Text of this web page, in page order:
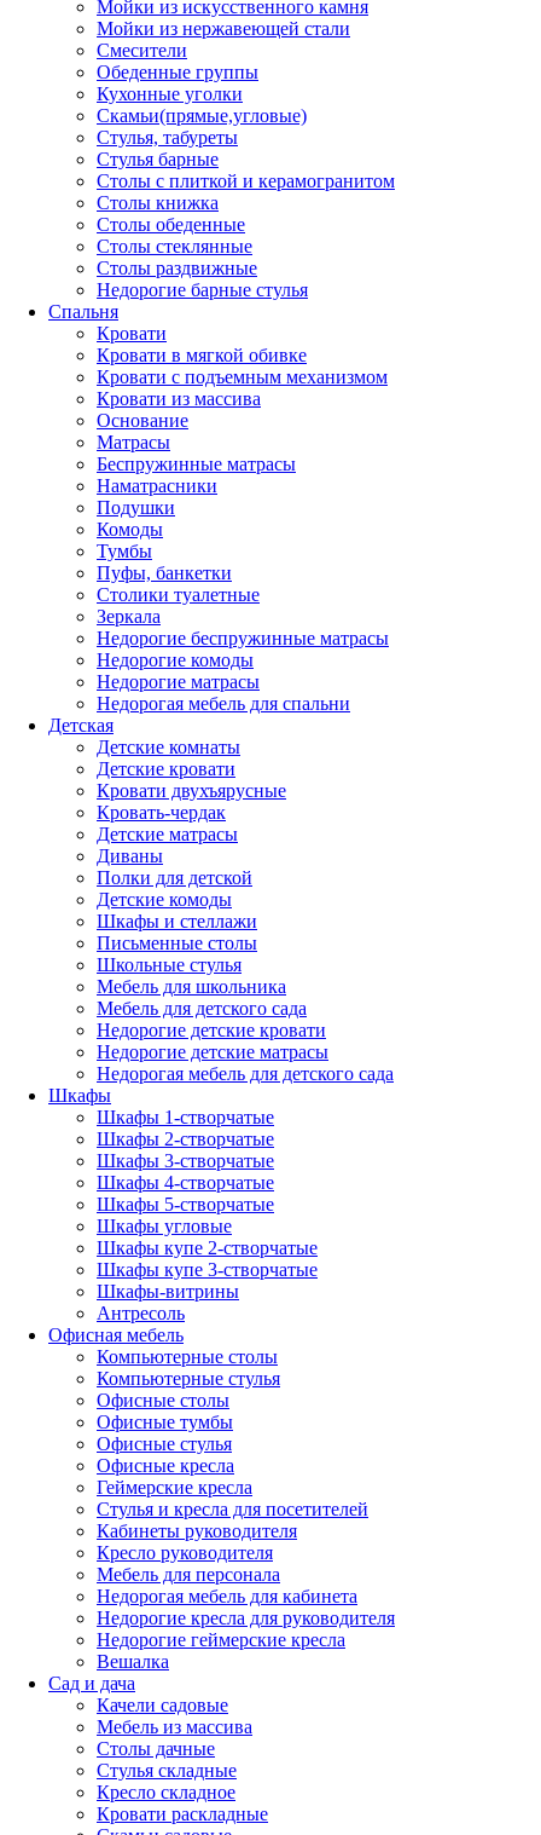
Мойки из искусственного камня
Мойки из нержавеющей стали
Смесители
Обеденные группы
Кухонные уголки
Скамьи(прямые,угловые)
Стулья, табуреты
Стулья барные
Столы с плиткой и керамогранитом
Столы книжка
Столы обеденные
Столы стеклянные
Столы раздвижные
Недорогие барные стулья
Спальня
Кровати
Кровати в мягкой обивке
Кровати с подъемным механизмом
Кровати из массива
Основание
Матрасы
Беспружинные матрасы
Наматрасники
Подушки
Комоды
Тумбы
Пуфы, банкетки
Столики туалетные
Зеркала
Недорогие беспружинные матрасы
Недорогие комоды
Недорогие матрасы
Недорогая мебель для спальни
Детская
Детские комнаты
Детские кровати
Кровати двухъярусные
Кровать-чердак
Детские матрасы
Диваны
Полки для детской
Детские комоды
Шкафы и стеллажи
Письменные столы
Школьные стулья
Мебель для школьника
Мебель для детского сада
Недорогие детские кровати
Недорогие детские матрасы
Недорогая мебель для детского сада
Шкафы
Шкафы 1-створчатые
Шкафы 2-створчатые
Шкафы 3-створчатые
Шкафы 4-створчатые
Шкафы 5-створчатые
Шкафы угловые
Шкафы купе 2-створчатые
Шкафы купе 3-створчатые
Шкафы-витрины
Антресоль
Офисная мебель
Компьютерные столы
Компьютерные стулья
Офисные столы
Офисные тумбы
Офисные стулья
Офисные кресла
Геймерские кресла
Стулья и кресла для посетителей
Кабинеты руководителя
Кресло руководителя
Мебель для персонала
Недорогая мебель для кабинета
Недорогие кресла для руководителя
Недорогие геймерские кресла
Вешалка
Сад и дача
Качели садовые
Мебель из массива
Столы дачные
Стулья складные
Кресло складное
Кровати раскладные